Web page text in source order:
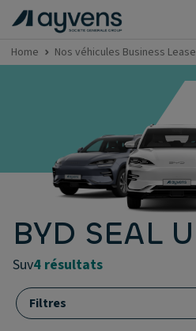
Home Nos véhicules Business Lease
BYD SEAL U
suv4 résultats
Filtres